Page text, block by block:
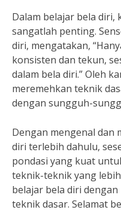
Dalam belajar bela diri,
sangatlah penting.
diri, mengatakan,
konsisten dan tekun,
dalam bela diri.” Oleh
meremehkan teknik
dengan sungguh-
Dengan mengenal dan
diri terlebih dahulu,
pondasi yang kuat
teknik-teknik yang
belajar bela diri
teknik dasar. Selamat